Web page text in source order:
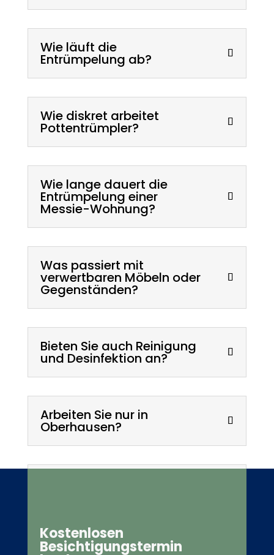
Wie läuft die
Entrümpelung ab?
Wie diskret arbeitet
Pottentrümpler?
Wie lange dauert die
Entrümpelung einer
Messie-Wohnung?
Was passiert mit
verwertbaren Möbeln oder
Gegenständen?
Bieten Sie auch Reinigung
und Desinfektion an?
Arbeiten Sie nur in
Oberhausen?
Kostenlosen
Besichtigungstermin